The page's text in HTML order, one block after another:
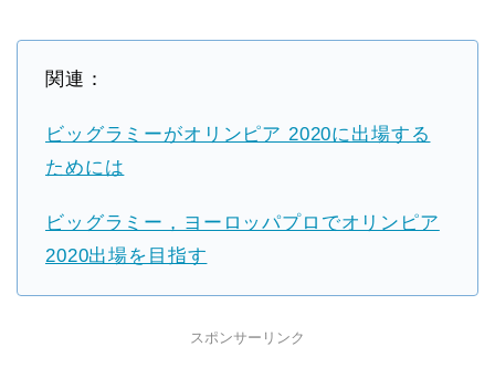
関連：
ビッグラミーがオリンピア 2020に出場する
ためには
ビッグラミー，ヨーロッパプロでオリンピア
2020出場を目指す
スポンサーリンク